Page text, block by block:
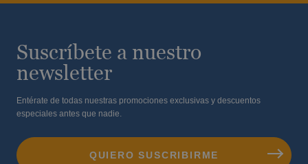
Suscríbete a nuestro
newsletter
Entérate de todas nuestras promociones exclusivas y descuentos
especiales antes que nadie.